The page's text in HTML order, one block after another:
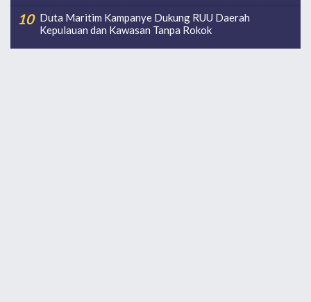
Duta Maritim Kampanye Dukung RUU Daerah
Kepulauan dan Kawasan Tanpa Rokok